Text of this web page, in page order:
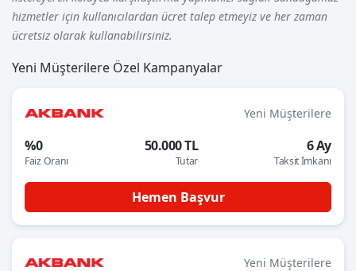
hizmetler için kullanıcılardan ücret talep etmeyiz ve her zaman
ücretsiz olarak kullanabilirsiniz.
Yeni Müşterilere Özel Kampanyalar
Yeni Müşterilere
%0
Faiz Oranı
50.000 TL
Tutar
6 Ay
Taksit İmkanı
Hemen Başvur
Yeni Müşterilere